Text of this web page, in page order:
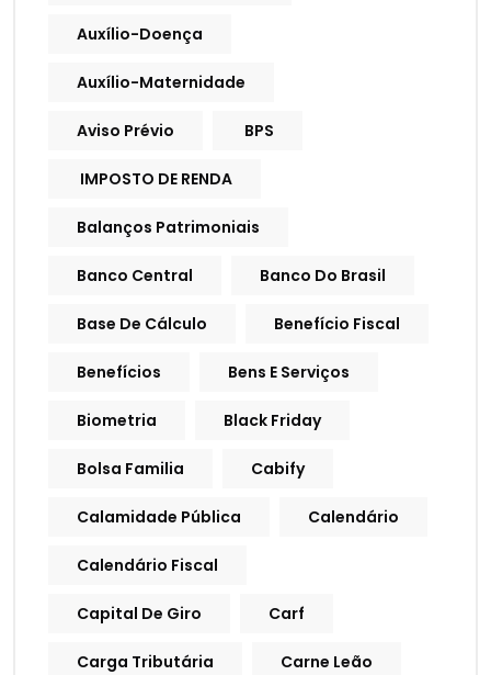
Auxílio-Doença
Auxílio-Maternidade
Aviso Prévio BPS
IMPOSTO DE RENDA
Balanços Patrimoniais
Banco Central Banco Do Brasil
Base De Cálculo Benefício Fiscal
Benefícios Bens E Serviços
Biometria Black Friday
Bolsa Familia Cabify
Calamidade Pública Calendário
Calendário Fiscal
Capital De Giro Carf
Carga Tributária Carne Leão